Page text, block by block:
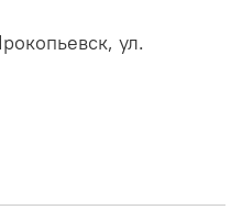
ул.